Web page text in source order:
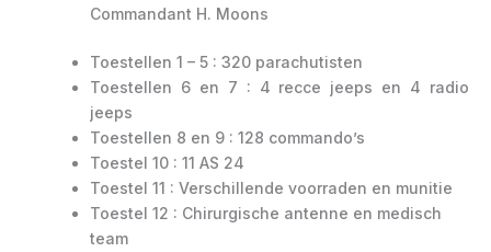
Commandant H. Moons
Toestellen 1 – 5 : 320 parachutisten
Toestellen 6 en 7 : 4 recce jeeps en 4 radio
jeeps
Toestellen 8 en 9 : 128 commando’s
Toestel 10 : 11 AS 24
Toestel 11 : Verschillende voorraden en munitie
Toestel 12 : Chirurgische antenne en medisch
team